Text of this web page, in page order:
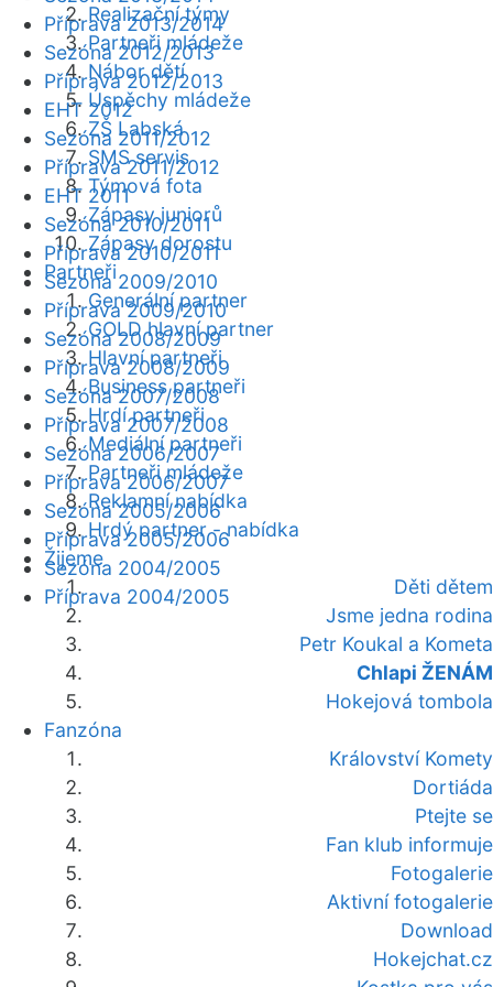
Realizační týmy
Partneři mládeže
Nábor dětí
Úspěchy mládeže
ZŠ Labská
SMS servis
Týmová fota
Zápasy juniorů
Zápasy dorostu
Partneři
Generální partner
GOLD hlavní partner
Hlavní partneři
Business partneři
Hrdí partneři
Mediální partneři
Partneři mládeže
Reklamní nabídka
Hrdý partner - nabídka
Žijeme
Děti dětem
Jsme jedna rodina
Petr Koukal a Kometa
Chlapi ŽENÁM
Hokejová tombola
Fanzóna
Království Komety
Dortiáda
Ptejte se
Fan klub informuje
Fotogalerie
Aktivní fotogalerie
Download
Hokejchat.cz
Příprava 2013/2014
Sezóna 2012/2013
Příprava 2012/2013
EHT 2012
Sezóna 2011/2012
Příprava 2011/2012
EHT 2011
Sezóna 2010/2011
Příprava 2010/2011
Sezóna 2009/2010
Příprava 2009/2010
Sezóna 2008/2009
Příprava 2008/2009
Sezóna 2007/2008
Příprava 2007/2008
Sezóna 2006/2007
Příprava 2006/2007
Sezóna 2005/2006
Příprava 2005/2006
Sezóna 2004/2005
Příprava 2004/2005